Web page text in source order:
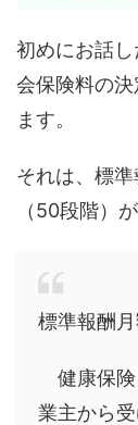
初めにお話
会保険料の
ます。
それは、標
（50段階）
標準報酬
健康保険
業主から